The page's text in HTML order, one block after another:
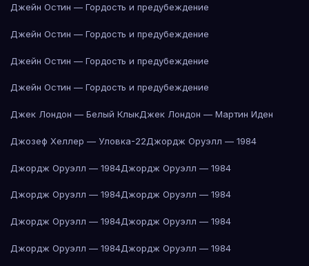
Джейн Остин — Гордость и предубеждение
Джейн Остин — Гордость и предубеждение
Джейн Остин — Гордость и предубеждение
Джейн Остин — Гордость и предубеждение
Джек Лондон — Белый КлыкДжек Лондон — Мартин Иден
Джозеф Хеллер — Уловка-22Джордж Оруэлл — 1984
Джордж Оруэлл — 1984Джордж Оруэлл — 1984
Джордж Оруэлл — 1984Джордж Оруэлл — 1984
Джордж Оруэлл — 1984Джордж Оруэлл — 1984
Джордж Оруэлл — 1984Джордж Оруэлл — 1984